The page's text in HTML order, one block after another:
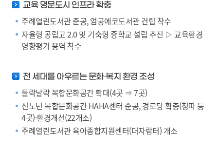
열기
열기
교육 명문도시 인프라 확충
주례열린도서관 준공, 엄궁에코도서관 건립 착수
자율형 공립고 2.0 및 기숙형 중학교 설립 추진 ▷ 교육환경
영향평가 용역 착수
전 세대를 아우르는 문화·복지 환경 조성
들락날락 복합문화공간 확대(4곳 ⇒ 7곳)
신노년 복합문화공간 HAHA센터 준공, 경로당 확충(청파 등
4곳)·환경개선(22개소)
주례열린도서관 육아종합지원센터(더자람터) 개소